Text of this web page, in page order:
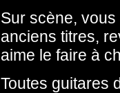
Sur scène,
anciens titres,
aime le faire à
Toutes guitares